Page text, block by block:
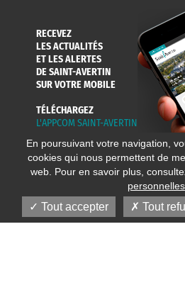
RECEVEZ
LES ACTUALITÉS
ET LES ALERTES
DE SAINT-AVERTIN
SUR VOTRE MOBILE
TÉLÉCHARGEZ
L'APPCOM SAINT-AVERTIN
En poursuivant votre navigation,
cookies qui nous permettent de
web. Pour en savoir plus,
personnelles
Tout accepter Tout